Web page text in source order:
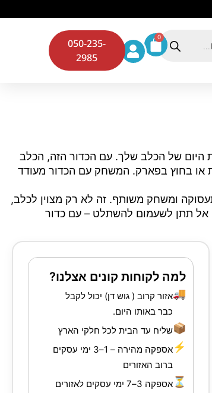
0
050-235-
2985
היום של הכלב שלך. עם הכדור הזה, הכלב
או בחוץ בפארק. המשחק עם הכדור מעודד
ומשחק משותף. זה לא רק מצוין לכלב,
תתן לשעמום להשתלט – עם כדור
למה לקוחות קונים אצלנו?
🚚אזור קרוב ( גוש דן) יכול לקבל
כבר באותו היום.
📦שליח עד הבית לכל חלקי הארץ
⚡
אספקה מהירה – 1–3 ימי עסקים
ברוב האזורים
⏳
אספקה 3–7 ימי עסקים לאזורים